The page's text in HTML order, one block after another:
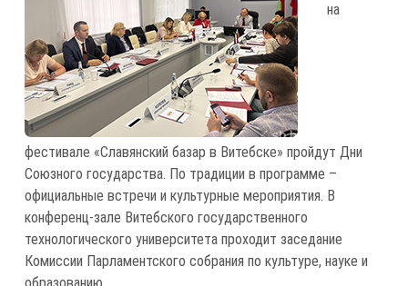
на
фестивале «Славянский базар в Витебске» пройдут Дни
Союзного государства. По традиции в программе –
официальные встречи и культурные мероприятия. В
конференц-зале Витебского государственного
технологического университета проходит заседание
Комиссии Парламентского собрания по культуре, науке и